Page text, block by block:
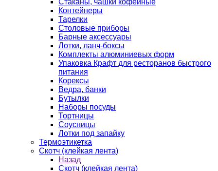
Стаканы, чашки кофейные
Контейнеры
Тарелки
Столовые приборы
Барные аксессуары
Лотки, ланч-боксы
Комплекты алюминиевых форм
Упаковка Крафт для ресторанов быстрого
питания
Корексы
Ведра, банки
Бутылки
Наборы посуды
Тортницы
Соусницы
Лотки под запайку
Термоэтикетка
Скотч (клейкая лента)
Назад
Скотч (клейкая лента)